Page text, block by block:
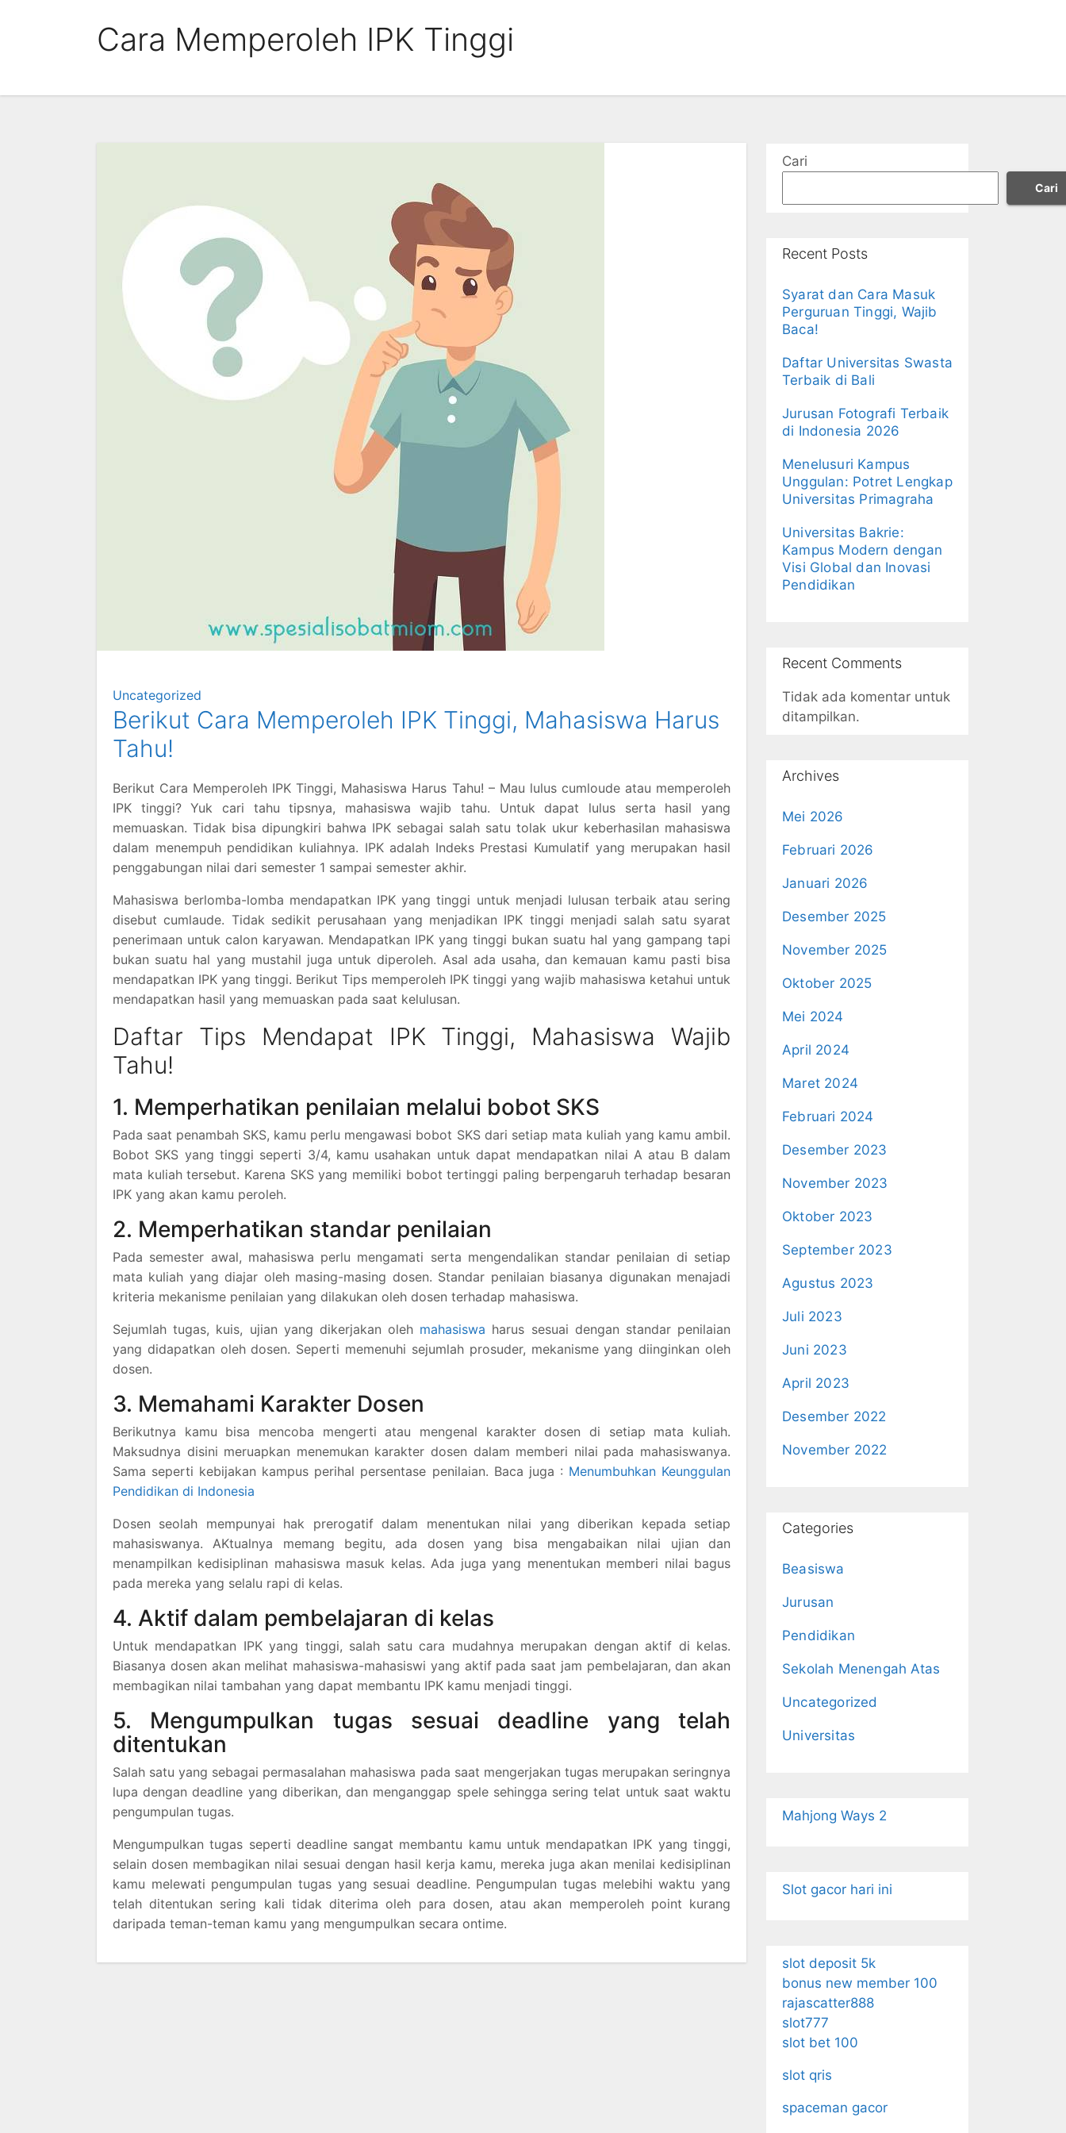
Cara Memperoleh IPK Tinggi
Uncategorized
Berikut Cara Memperoleh IPK Tinggi, Mahasiswa Harus
Tahu!
Berikut Cara Memperoleh IPK Tinggi, Mahasiswa Harus Tahu! – Mau lulus cumloude atau memperoleh
IPK tinggi? Yuk cari tahu tipsnya, mahasiswa wajib tahu. Untuk dapat lulus serta hasil yang
memuaskan. Tidak bisa dipungkiri bahwa IPK sebagai salah satu tolak ukur keberhasilan mahasiswa
dalam menempuh pendidikan kuliahnya. IPK adalah Indeks Prestasi Kumulatif yang merupakan hasil
penggabungan nilai dari semester 1 sampai semester akhir.
Mahasiswa berlomba-lomba mendapatkan IPK yang tinggi untuk menjadi lulusan terbaik atau sering
disebut cumlaude. Tidak sedikit perusahaan yang menjadikan IPK tinggi menjadi salah satu syarat
penerimaan untuk calon karyawan. Mendapatkan IPK yang tinggi bukan suatu hal yang gampang tapi
bukan suatu hal yang mustahil juga untuk diperoleh. Asal ada usaha, dan kemauan kamu pasti bisa
mendapatkan IPK yang tinggi. Berikut Tips memperoleh IPK tinggi yang wajib mahasiswa ketahui untuk
mendapatkan hasil yang memuaskan pada saat kelulusan.
Daftar Tips Mendapat IPK Tinggi, Mahasiswa Wajib
Tahu!
1. Memperhatikan penilaian melalui bobot SKS
Pada saat penambah SKS, kamu perlu mengawasi bobot SKS dari setiap mata kuliah yang kamu ambil.
Bobot SKS yang tinggi seperti 3/4, kamu usahakan untuk dapat mendapatkan nilai A atau B dalam
mata kuliah tersebut. Karena SKS yang memiliki bobot tertinggi paling berpengaruh terhadap besaran
IPK yang akan kamu peroleh.
2. Memperhatikan standar penilaian
Pada semester awal, mahasiswa perlu mengamati serta mengendalikan standar penilaian di setiap
mata kuliah yang diajar oleh masing-masing dosen. Standar penilaian biasanya digunakan menajadi
kriteria mekanisme penilaian yang dilakukan oleh dosen terhadap mahasiswa.
Sejumlah tugas, kuis, ujian yang dikerjakan oleh mahasiswa harus sesuai dengan standar penilaian
yang didapatkan oleh dosen. Seperti memenuhi sejumlah prosuder, mekanisme yang diinginkan oleh
dosen.
3. Memahami Karakter Dosen
Berikutnya kamu bisa mencoba mengerti atau mengenal karakter dosen di setiap mata kuliah.
Maksudnya disini meruapkan menemukan karakter dosen dalam memberi nilai pada mahasiswanya.
Sama seperti kebijakan kampus perihal persentase penilaian. Baca juga : Menumbuhkan Keunggulan
Pendidikan di Indonesia
Dosen seolah mempunyai hak prerogatif dalam menentukan nilai yang diberikan kepada setiap
mahasiswanya. AKtualnya memang begitu, ada dosen yang bisa mengabaikan nilai ujian dan
menampilkan kedisiplinan mahasiswa masuk kelas. Ada juga yang menentukan memberi nilai bagus
pada mereka yang selalu rapi di kelas.
4. Aktif dalam pembelajaran di kelas
Untuk mendapatkan IPK yang tinggi, salah satu cara mudahnya merupakan dengan aktif di kelas.
Biasanya dosen akan melihat mahasiswa-mahasiswi yang aktif pada saat jam pembelajaran, dan akan
membagikan nilai tambahan yang dapat membantu IPK kamu menjadi tinggi.
5. Mengumpulkan tugas sesuai deadline yang telah
ditentukan
Salah satu yang sebagai permasalahan mahasiswa pada saat mengerjakan tugas merupakan seringnya
lupa dengan deadline yang diberikan, dan menganggap spele sehingga sering telat untuk saat waktu
pengumpulan tugas.
Mengumpulkan tugas seperti deadline sangat membantu kamu untuk mendapatkan IPK yang tinggi,
selain dosen membagikan nilai sesuai dengan hasil kerja kamu, mereka juga akan menilai kedisiplinan
kamu melewati pengumpulan tugas yang sesuai deadline. Pengumpulan tugas melebihi waktu yang
telah ditentukan sering kali tidak diterima oleh para dosen, atau akan memperoleh point kurang
daripada teman-teman kamu yang mengumpulkan secara ontime.
Cari
Cari
Recent Posts
Syarat dan Cara Masuk
Perguruan Tinggi, Wajib
Baca!
Daftar Universitas Swasta
Terbaik di Bali
Jurusan Fotografi Terbaik
di Indonesia 2026
Menelusuri Kampus
Unggulan: Potret Lengkap
Universitas Primagraha
Universitas Bakrie:
Kampus Modern dengan
Visi Global dan Inovasi
Pendidikan
Recent Comments
Tidak ada komentar untuk
ditampilkan.
Archives
Mei 2026
Februari 2026
Januari 2026
Desember 2025
November 2025
Oktober 2025
Mei 2024
April 2024
Maret 2024
Februari 2024
Desember 2023
November 2023
Oktober 2023
September 2023
Agustus 2023
Juli 2023
Juni 2023
April 2023
Desember 2022
November 2022
Categories
Beasiswa
Jurusan
Pendidikan
Sekolah Menengah Atas
Uncategorized
Universitas
Mahjong Ways 2
Slot gacor hari ini
slot deposit 5k
bonus new member 100
rajascatter888
slot777
slot bet 100
slot qris
spaceman gacor